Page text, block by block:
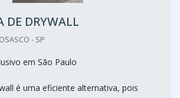
DE DRYWALL
- SP
em São Paulo
é uma eficiente alternativa, pois